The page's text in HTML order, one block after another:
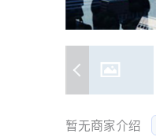
暂无商家介绍